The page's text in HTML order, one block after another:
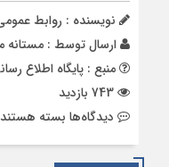
نویسنده : روابط
ارسال توسط :
منبع : پایگاه اطلاع
دیدگاه‌ها برای
بسته هستند